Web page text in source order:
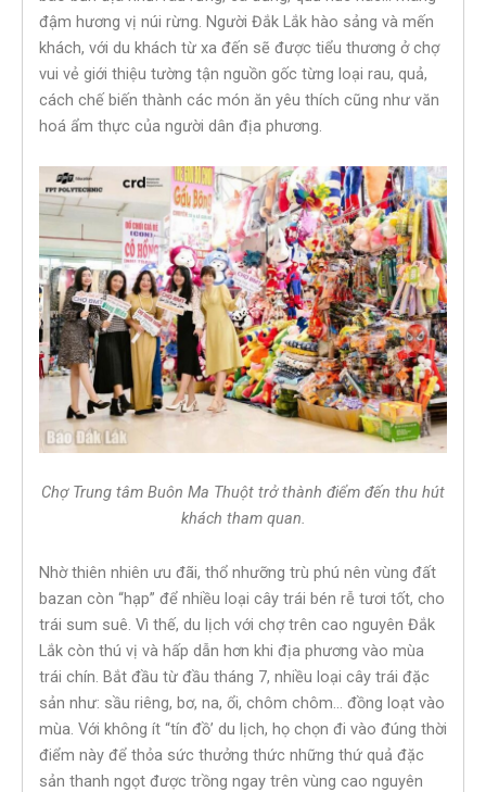
đậm hương vị núi rừng. Người Đắk Lắk hào sảng và mến
khách, với du khách từ xa đến sẽ được tiểu thương ở chợ
vui vẻ giới thiệu tường tận nguồn gốc từng loại rau, quả,
cách chế biến thành các món ăn yêu thích cũng như văn
hoá ẩm thực của người dân địa phương.
Chợ Trung tâm Buôn Ma Thuột trở thành điểm đến thu hút
khách tham quan.
Nhờ thiên nhiên ưu đãi, thổ nhưỡng trù phú nên vùng đất
bazan còn “hạp” để nhiều loại cây trái bén rễ tươi tốt, cho
trái sum suê. Vì thế, du lịch với chợ trên cao nguyên Đắk
Lắk còn thú vị và hấp dẫn hơn khi địa phương vào mùa
trái chín. Bắt đầu từ đầu tháng 7, nhiều loại cây trái đặc
sản như: sầu riêng, bơ, na, ổi, chôm chôm… đồng loạt vào
mùa. Với không ít “tín đồ’ du lịch, họ chọn đi vào đúng thời
điểm này để thỏa sức thưởng thức những thứ quả đặc
sản thanh ngọt được trồng ngay trên vùng cao nguyên